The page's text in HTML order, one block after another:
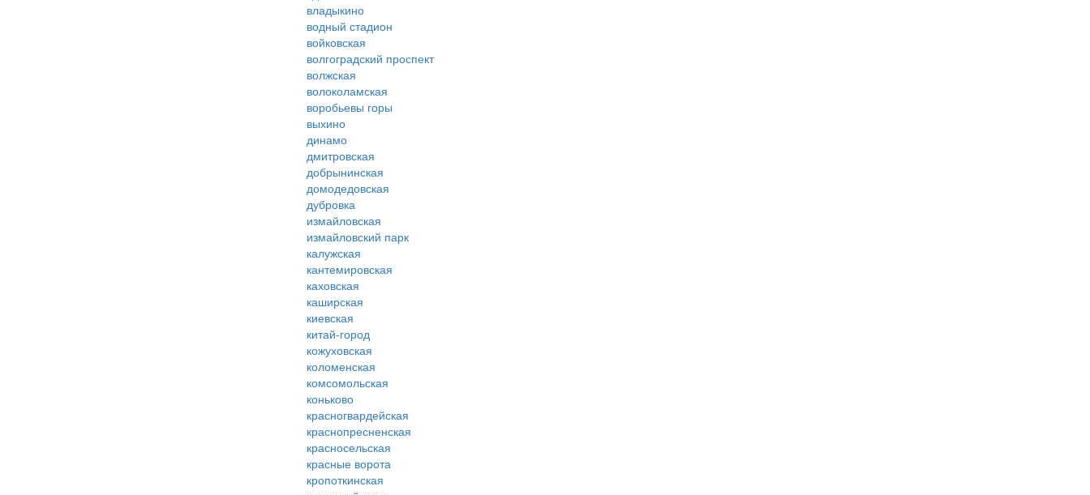
владыкино
водный стадион
войковская
волгоградский проспект
волжская
волоколамская
воробьевы горы
выхино
динамо
дмитровская
добрынинская
домодедовская
дубровка
измайловская
измайловский парк
калужская
кантемировская
каховская
каширская
киевская
китай-город
кожуховская
коломенская
комсомольская
коньково
красногвардейская
краснопресненская
красносельская
красные ворота
кропоткинская